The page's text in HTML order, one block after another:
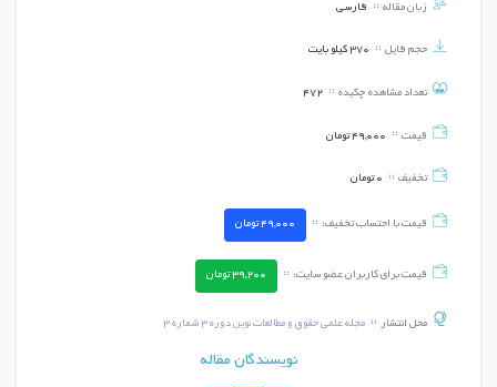
زبان مقاله فارسی
حجم فایل 370 کیلو بایت
تعداد مشاهده چکیده 472
قیمت 49,000تومان
تخفیف 0 تومان
قیمت با احتساب تخفیف: 49,000تومان
قیمت برای کاربران عضو سایت: 39,200تومان
محل انتشار مجله علمی حقوق و مطالعات نوین دوره 3 شماره 3
نویسندگان مقاله